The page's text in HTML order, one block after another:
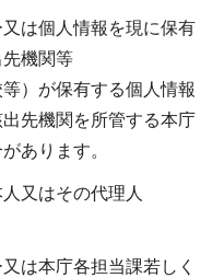
は個人情報を現に保有
機関等
）が保有する個人情報
先機関を所管する本庁
あります。
又はその代理人
は本庁各担当課若しく